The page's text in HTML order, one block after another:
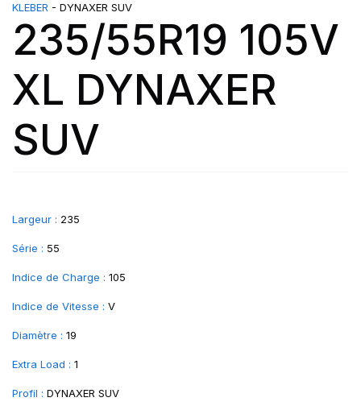
KLEBER - DYNAXER SUV
235/55R19 105V
XL DYNAXER
SUV
Largeur : 235
Série : 55
Indice de Charge : 105
Indice de Vitesse : V
Diamètre : 19
Extra Load : 1
Profil : DYNAXER SUV